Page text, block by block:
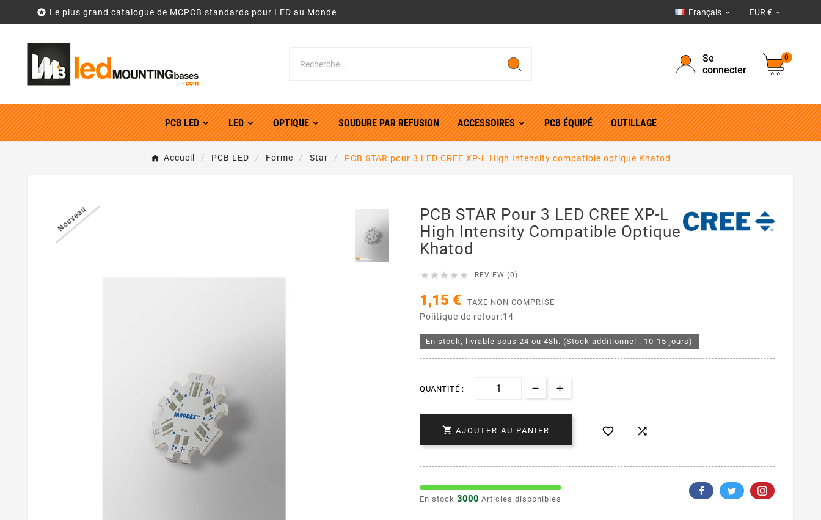
 Le plus grand catalogue de MCPCB standards pour LED au Monde Français  EUR € 
Se
connecter
0
PCB LED LED OPTIQUE SOUDURE PAR REFUSION ACCESSOIRES PCB ÉQUIPÉ OUTILLAGE
Accueil PCB LED Forme Star PCB STAR pour 3 LED CREE XP-L High Intensity compatible optique Khatod
Nouveau
PCB STAR Pour 3 LED CREE XP-L
High Intensity Compatible Optique
Khatod
     REVIEW (0)
1,15 € TAXE NON COMPRISE
Politique de retour:14
En stock, livrable sous 24 ou 48h. (Stock additionnel : 10-15 jours)
QUANTITÉ :
 AJOUTER AU PANIER  
En stock 3000 Articles disponibles